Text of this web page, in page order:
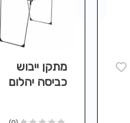
מתקן ייבוש
כביסה יהלום